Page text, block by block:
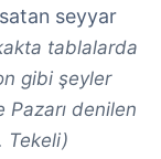
seyyar
tablalarda
gibi şeyler
denilen
Tekeli)